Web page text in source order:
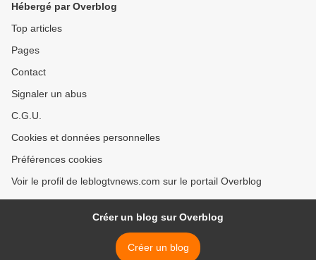
Hébergé par Overblog
Top articles
Pages
Contact
Signaler un abus
C.G.U.
Cookies et données personnelles
Préférences cookies
Voir le profil de leblogtvnews.com sur le portail Overblog
Créer un blog sur Overblog
Créer un blog